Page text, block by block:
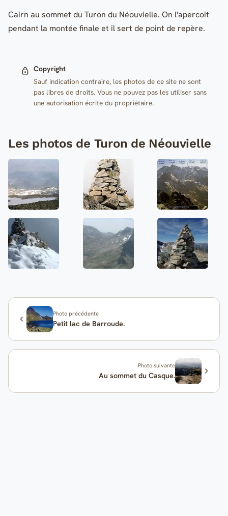
Cairn au sommet du Turon du Néouvielle. On l'apercoit
pendant la montée finale et il sert de point de repère.
Copyright
Sauf indication contraire, les photos de ce site ne sont
pas libres de droits. Vous ne pouvez pas les utiliser sans
une autorisation écrite du propriétaire.
Les photos de Turon de Néouvielle
Photo précédente
Petit lac de Barroude.
Photo suivante
Au sommet du Casque.